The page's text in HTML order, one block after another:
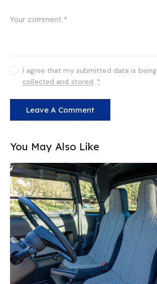
I agree that my submitted data is being
collected and stored. *
You May Also Like